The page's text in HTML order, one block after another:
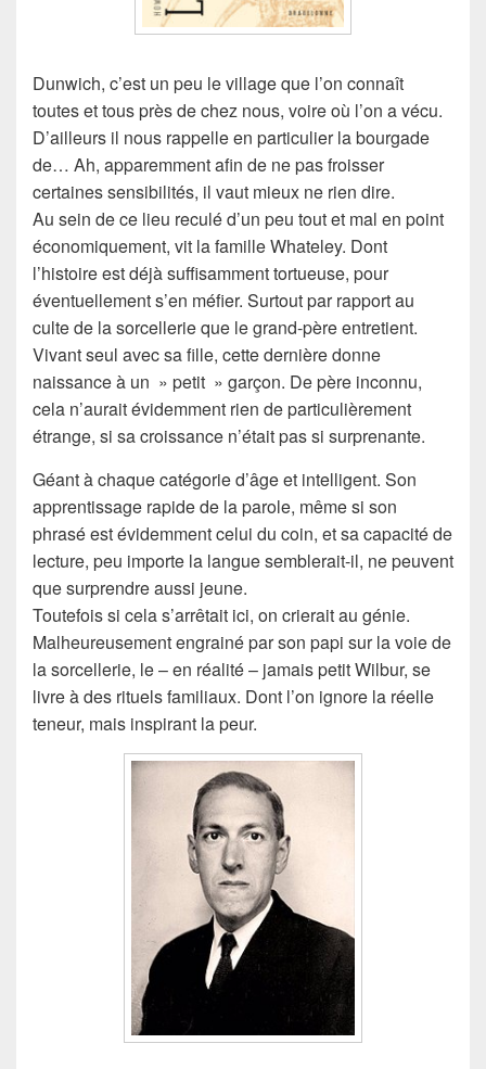
Dunwich, c’est un peu le village que l’on connaît
toutes et tous près de chez nous, voire où l’on a vécu.
D’ailleurs il nous rappelle en particulier la bourgade
de… Ah, apparemment afin de ne pas froisser
certaines sensibilités, il vaut mieux ne rien dire.
Au sein de ce lieu reculé d’un peu tout et mal en point
économiquement, vit la famille Whateley. Dont
l’histoire est déjà suffisamment tortueuse, pour
éventuellement s’en méfier. Surtout par rapport au
culte de la sorcellerie que le grand-père entretient.
Vivant seul avec sa fille, cette dernière donne
naissance à un » petit » garçon. De père inconnu,
cela n’aurait évidemment rien de particulièrement
étrange, si sa croissance n’était pas si surprenante.
Géant à chaque catégorie d’âge et intelligent. Son
apprentissage rapide de la parole, même si son
phrasé est évidemment celui du coin, et sa capacité de
lecture, peu importe la langue semblerait-il, ne peuvent
que surprendre aussi jeune.
Toutefois si cela s’arrêtait ici, on crierait au génie.
Malheureusement engrainé par son papi sur la voie de
la sorcellerie, le – en réalité – jamais petit Wilbur, se
livre à des rituels familiaux. Dont l’on ignore la réelle
teneur, mais inspirant la peur.